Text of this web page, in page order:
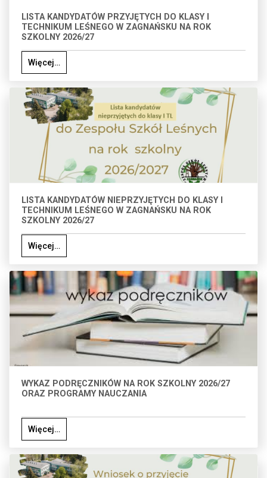
LISTA KANDYDATÓW PRZYJĘTYCH DO KLASY I
TECHNIKUM LEŚNEGO W ZAGNAŃSKU NA ROK
SZKOLNY 2026/27
Więcej…
LISTA KANDYDATÓW NIEPRZYJĘTYCH DO KLASY I
TECHNIKUM LEŚNEGO W ZAGNAŃSKU NA ROK
SZKOLNY 2026/27
Więcej…
WYKAZ PODRĘCZNIKÓW NA ROK SZKOLNY 2026/27
ORAZ PROGRAMY NAUCZANIA
Więcej…